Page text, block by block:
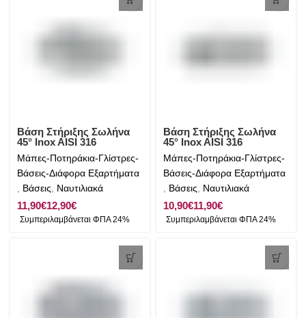
Βάση Στήριξης Σωλήνα
45° Inox AISI 316
Μάπες-Ποτηράκια-Γλίστρες-
Βάσεις-Διάφορα Εξαρτήματα
Βάσεις Ναυτιλιακά
€ €
Βάση Στήριξης Σωλήνα
45° Inox AISI 316
Μάπες-Ποτηράκια-Γλίστρες-
Βάσεις-Διάφορα Εξαρτήματα
Βάσεις Ναυτιλιακά
€ €